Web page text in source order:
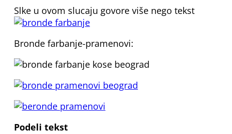
Slke u ovom slucaju govore više nego tekst
Bronde farbanje-pramenovi:
Podeli tekst